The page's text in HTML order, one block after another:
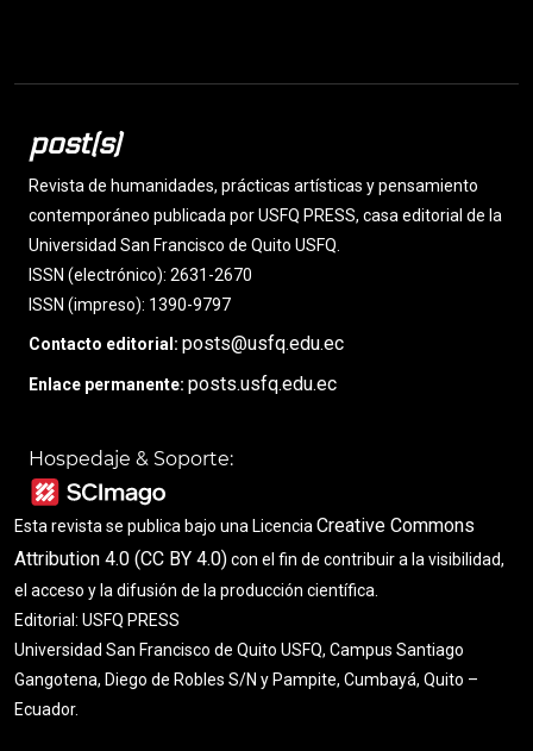
post(s)
Revista de humanidades, prácticas artísticas y pensamiento
contemporáneo publicada por USFQ PRESS, casa editorial de la
Universidad San Francisco de Quito USFQ.
ISSN (electrónico): 2631-2670
ISSN (impreso): 1390-9797
Contacto editorial: posts@usfq.edu.ec
Enlace permanente: posts.usfq.edu.ec
Hospedaje & Soporte:
Esta revista se publica bajo una Licencia Creative Commons
Attribution 4.0 (CC BY 4.0)con el fin de contribuir a la visibilidad,
el acceso y la difusión de la producción científica.
Editorial: USFQ PRESS
Universidad San Francisco de Quito USFQ, Campus Santiago
Gangotena, Diego de Robles S/N y Pampite, Cumbayá, Quito –
Ecuador.